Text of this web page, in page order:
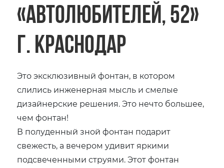
«Автолюбителей, 52»
г. Краснодар
Это эксклюзивный фонтан, в котором
слились инженерная мысль и смелые
дизайнерские решения. Это нечто большее,
чем фонтан!
В полуденный зной фонтан подарит
свежесть, а вечером удивит яркими
подсвеченными струями. Этот фонтан